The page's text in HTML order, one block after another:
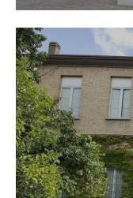
MDT –
Il Museo Didattico
Campiano
ricostruire la